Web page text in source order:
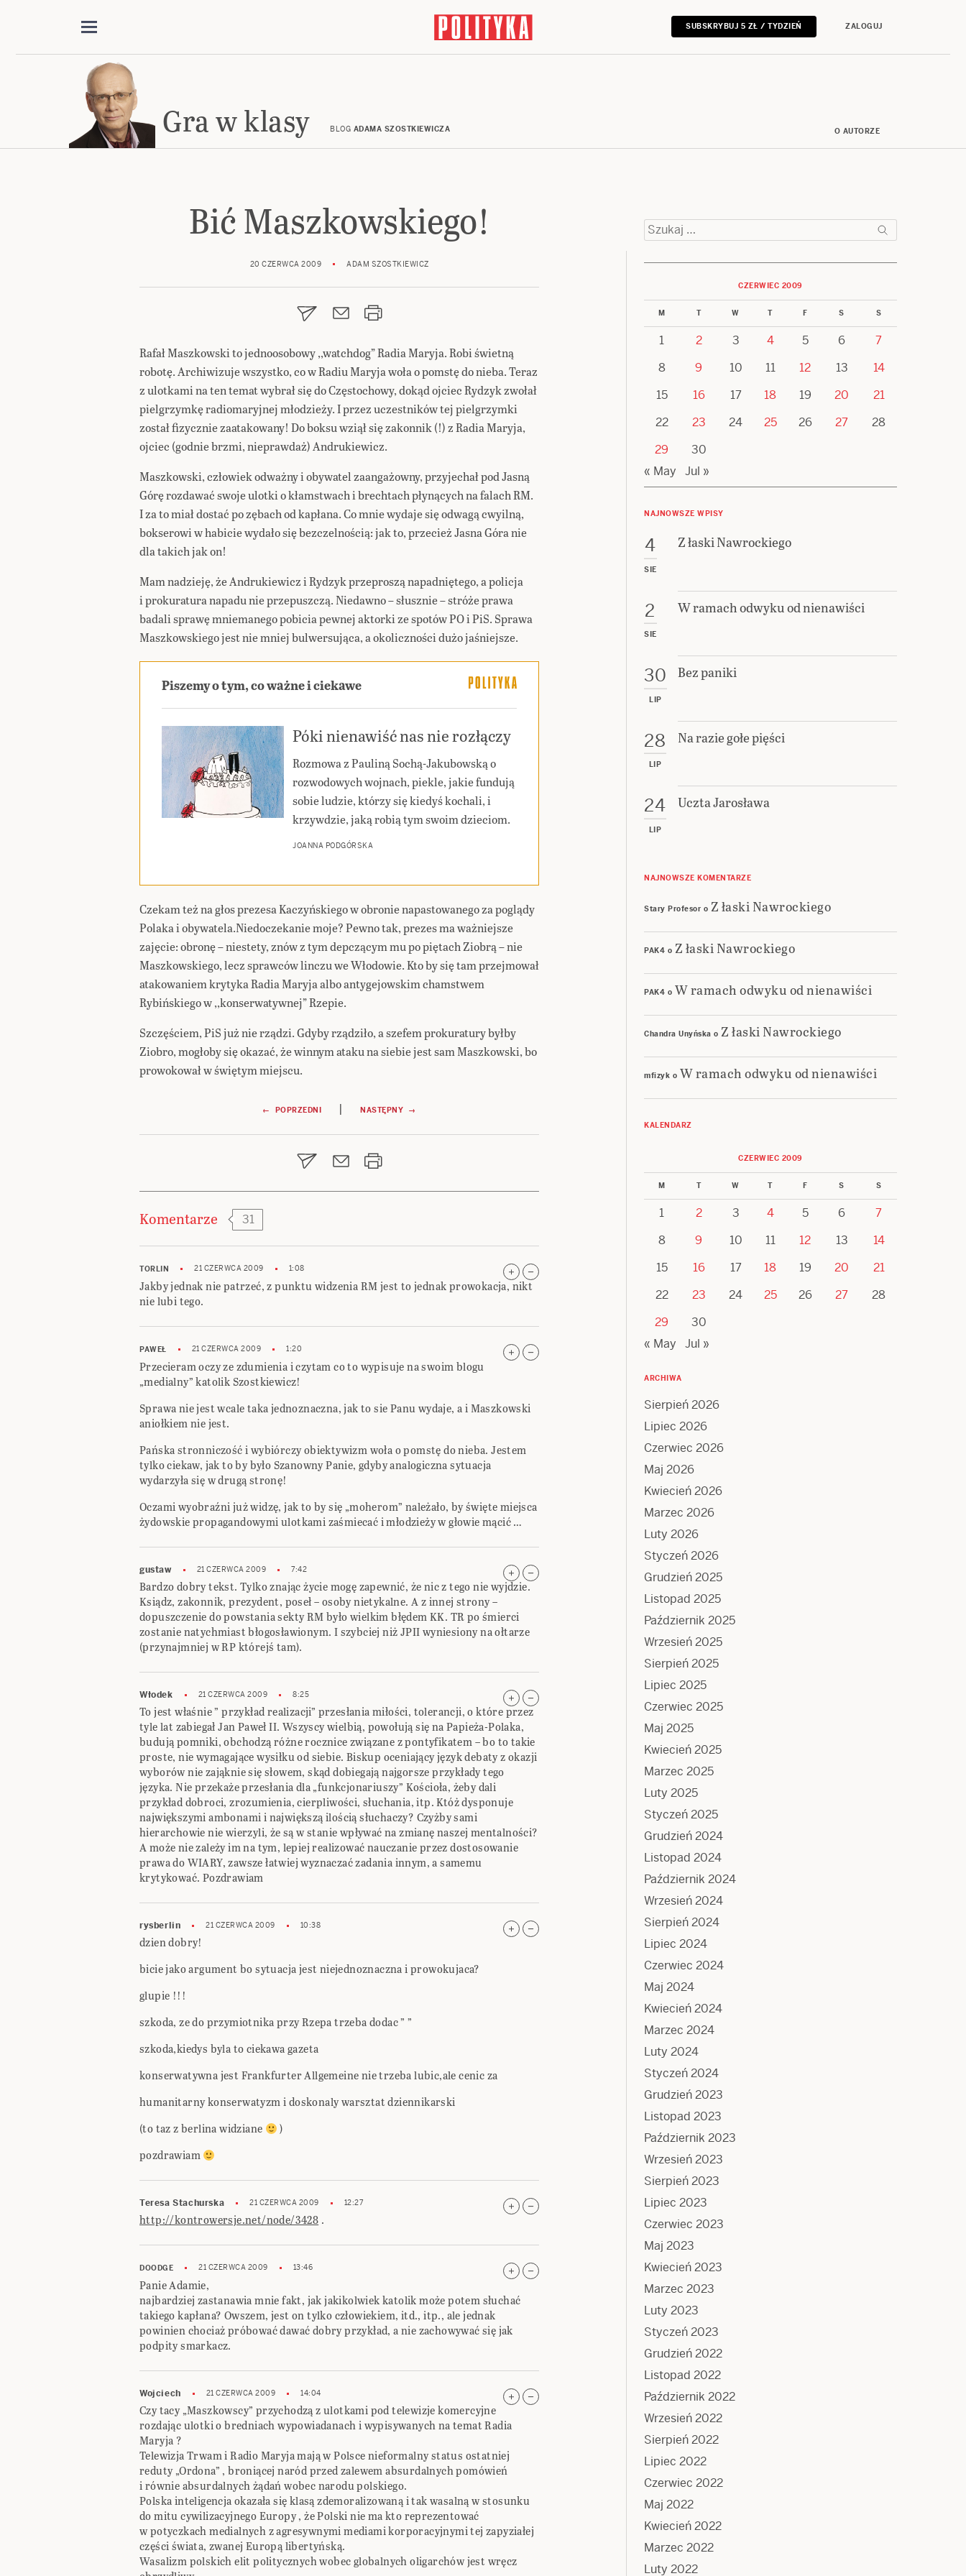
SUBSKRYBUJ 5 ZŁ / TYDZIEŃ ZALOGUJ
Gra w klasy BLOG ADAMA SZOSTKIEWICZA O AUTORZE
Bić Maszkowskiego!
20 CZERWCA 2009 ADAM SZOSTKIEWICZ
Rafał Maszkowski to jednoosobowy ,,watchdog” Radia Maryja. Robi świetną
robotę. Archiwizuje wszystko, co w Radiu Maryja woła o pomstę do nieba. Teraz
z ulotkami na ten temat wybrał się do Częstochowy, dokąd ojciec Rydzyk zwołał
pielgrzymkę radiomaryjnej młodzieży. I przez uczestników tej pielgrzymki
został fizycznie zaatakowany! Do boksu wziął się zakonnik (!) z Radia Maryja,
ojciec (godnie brzmi, nieprawdaż) Andrukiewicz.
Maszkowski, człowiek odważny i obywatel zaangażowny, przyjechał pod Jasną
Górę rozdawać swoje ulotki o kłamstwach i brechtach płynących na falach RM.
I za to miał dostać po zębach od kapłana. Co mnie wydaje się odwagą cwyilną,
bokserowi w habicie wydało się bezczelnością: jak to, przecież Jasna Góra nie
dla takich jak on!
Mam nadzieję, że Andrukiewicz i Rydzyk przeproszą napadniętego, a policja
i prokuratura napadu nie przepuszczą. Niedawno – słusznie – stróże prawa
badali sprawę mniemanego pobicia pewnej aktorki ze spotów PO i PiS. Sprawa
Maszkowskiego jest nie mniej bulwersująca, a okoliczności dużo jaśniejsze.
Piszemy o tym, co ważne i ciekawe
Póki nienawiść nas nie rozłączy
Rozmowa z Pauliną Sochą-Jakubowską o
rozwodowych wojnach, piekle, jakie fundują
sobie ludzie, którzy się kiedyś kochali, i
krzywdzie, jaką robią tym swoim dzieciom.
JOANNA PODGÓRSKA
Czekam też na głos prezesa Kaczyńskiego w obronie napastowanego za poglądy
Polaka i obywatela.Niedoczekanie moje? Pewno tak, prezes ma ważniejsze
zajęcie: obronę – niestety, znów z tym depczącym mu po piętach Ziobrą – nie
Maszkowskiego, lecz sprawców linczu we Włodowie. Kto by się tam przejmował
atakowaniem krytyka Radia Maryja albo antygejowskim chamstwem
Rybińskiego w ,,konserwatywnej” Rzepie.
Szczęściem, PiS już nie rządzi. Gdyby rządziło, a szefem prokuratury byłby
Ziobro, mogłoby się okazać, że winnym ataku na siebie jest sam Maszkowski, bo
prowokował w świętym miejscu.
wpisu
← POPRZEDNI | NASTĘPNY →
Komentarze 31
TORLIN 21 CZERWCA 2009 1:08
Jakby jednak nie patrzeć, z punktu widzenia RM jest to jednak prowokacja, nikt
nie lubi tego.
PAWEŁ 21 CZERWCA 2009 1:20
Przecieram oczy ze zdumienia i czytam co to wypisuje na swoim blogu
„medialny” katolik Szostkiewicz!
Sprawa nie jest wcale taka jednoznaczna, jak to sie Panu wydaje, a i Maszkowski
aniołkiem nie jest.
Pańska stronniczość i wybiórczy obiektywizm woła o pomstę do nieba. Jestem
tylko ciekaw, jak to by było Szanowny Panie, gdyby analogiczna sytuacja
wydarzyła się w drugą stronę!
Oczami wyobraźni już widzę, jak to by się „moherom” należało, by święte miejsca
żydowskie propagandowymi ulotkami zaśmiecać i młodzieży w głowie mącić …
gustaw 21 CZERWCA 2009 7:42
Bardzo dobry tekst. Tylko znając życie mogę zapewnić, że nic z tego nie wyjdzie.
Ksiądz, zakonnik, prezydent, poseł – osoby nietykalne. A z innej strony –
dopuszczenie do powstania sekty RM było wielkim błędem KK. TR po śmierci
zostanie natychmiast błogosławionym. I szybciej niż JPII wyniesiony na ołtarze
(przynajmniej w RP którejś tam).
Włodek 21 CZERWCA 2009 8:25
To jest właśnie ” przykład realizacji” przesłania miłości, tolerancji, o które przez
tyle lat zabiegał Jan Paweł II. Wszyscy wielbią, powołują się na Papieża-Polaka,
budują pomniki, obchodzą różne rocznice związane z pontyfikatem – bo to takie
proste, nie wymagające wysiłku od siebie. Biskup oceniający język debaty z okazji
wyborów nie zająknie się słowem, skąd dobiegają najgorsze przykłady tego
języka. Nie przekaże przesłania dla „funkcjonariuszy” Kościoła, żeby dali
przykład dobroci, zrozumienia, cierpliwości, słuchania, itp. Któż dysponuje
największymi ambonami i największą ilością słuchaczy? Czyżby sami
hierarchowie nie wierzyli, że są w stanie wpływać na zmianę naszej mentalności?
A może nie zależy im na tym, lepiej realizować nauczanie przez dostosowanie
prawa do WIARY, zawsze łatwiej wyznaczać zadania innym, a samemu
krytykować. Pozdrawiam
rysberlin 21 CZERWCA 2009 10:38
dzien dobry!
bicie jako argument bo sytuacja jest niejednoznaczna i prowokujaca?
glupie !!!
szkoda, ze do przymiotnika przy Rzepa trzeba dodac ” ”
szkoda,kiedys byla to ciekawa gazeta
konserwatywna jest Frankfurter Allgemeine nie trzeba lubic,ale cenic za
humanitarny konserwatyzm i doskonaly warsztat dziennikarski
(to taz z berlina widziane
)
pozdrawiam
Teresa Stachurska 21 CZERWCA 2009 12:27
http://kontrowersje.net/node/3428 .
DOODGE 21 CZERWCA 2009 13:46
Panie Adamie,
najbardziej zastanawia mnie fakt, jak jakikolwiek katolik może potem słuchać
takiego kapłana? Owszem, jest on tylko człowiekiem, itd., itp., ale jednak
powinien chociaż próbować dawać dobry przykład, a nie zachowywać się jak
podpity smarkacz.
Wojciech 21 CZERWCA 2009 14:04
Czy tacy „Maszkowscy” przychodzą z ulotkami pod telewizje komercyjne
rozdając ulotki o bredniach wypowiadanach i wypisywanych na temat Radia
Maryja ?
Telewizja Trwam i Radio Maryja mają w Polsce nieformalny status ostatniej
reduty „Ordona” , broniącej naród przed zalewem absurdalnych pomówień
i równie absurdalnych żądań wobec narodu polskiego.
Polska inteligencja okazała się klasą zdemoralizowaną i tak wasalną w stosunku
do mitu cywilizacyjnego Europy , że Polski nie ma kto reprezentować
w potyczkach medialnych z agresywnymi mediami korporacyjnymi tej zapyziałej
części świata, zwanej Europą libertyńską.
Wasalizm polskich elit politycznych wobec globalnych oligarchów jest wręcz
Szukaj:
CZERWIEC 2009
M T W T F S S
1 2 3 4 5 6
7
8
9 10 11 12 13
14
15
16 17 18 19 20
21
22
23 24 25 26 27
28
29
30
« May
Jul »
NAJNOWSZE WPISY
4
SIE
Z łaski Nawrockiego
2
SIE
W ramach odwyku od nienawiści
30
LIP
Bez paniki
28
LIP
Na razie gołe pięści
24
LIP
Uczta Jarosława
NAJNOWSZE KOMENTARZE
Stary Profesor o Z łaski Nawrockiego
PAK4 o Z łaski Nawrockiego
PAK4 o W ramach odwyku od nienawiści
Chandra Unyńska o Z łaski Nawrockiego
mfizyk o W ramach odwyku od nienawiści
KALENDARZ
CZERWIEC 2009
M T W T F S S
1 2 3 4 5 6
7
8
9 10 11 12 13
14
15
16 17 18 19 20
21
22
23 24 25 26 27
28
29
30
« May
Jul »
ARCHIWA
Sierpień 2026
Lipiec 2026
Czerwiec 2026
Maj 2026
Kwiecień 2026
Marzec 2026
Luty 2026
Styczeń 2026
Grudzień 2025
Listopad 2025
Październik 2025
Wrzesień 2025
Sierpień 2025
Lipiec 2025
Czerwiec 2025
Maj 2025
Kwiecień 2025
Marzec 2025
Luty 2025
Styczeń 2025
Grudzień 2024
Listopad 2024
Październik 2024
Wrzesień 2024
Sierpień 2024
Lipiec 2024
Czerwiec 2024
Maj 2024
Kwiecień 2024
Marzec 2024
Luty 2024
Styczeń 2024
Grudzień 2023
Listopad 2023
Październik 2023
Wrzesień 2023
Sierpień 2023
Lipiec 2023
Czerwiec 2023
Maj 2023
Kwiecień 2023
Marzec 2023
Luty 2023
Styczeń 2023
Grudzień 2022
Listopad 2022
Październik 2022
Wrzesień 2022
Sierpień 2022
Lipiec 2022
Czerwiec 2022
Maj 2022
Kwiecień 2022
Marzec 2022
Luty 2022